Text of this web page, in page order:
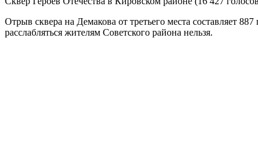
Отрыв сквера на Демакова от третьего места составляет
расслабляться жителям Советского района нельзя.